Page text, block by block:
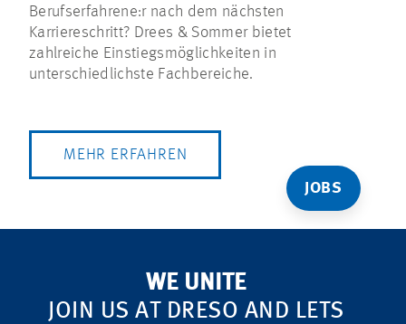
JOBS
Berufserfahrene:r nach dem nächsten
Karriereschritt? Drees & Sommer bietet
zahlreiche Einstiegsmöglichkeiten in
unterschiedlichste Fachbereiche.
MEHR ERFAHREN
WE UNITE
JOIN US AT DRESO AND LETS